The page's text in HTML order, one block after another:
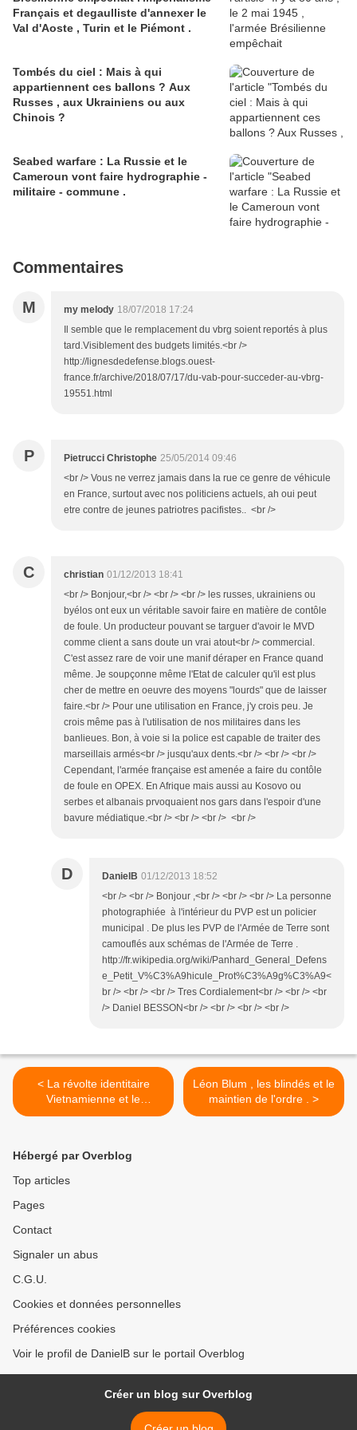
Français et degaulliste d'annexer le
Val d'Aoste , Turin et le Piémont .
Tombés du ciel : Mais à qui
appartiennent ces ballons ? Aux
Russes , aux Ukrainiens ou aux
Chinois ?
Seabed warfare : La Russie et le
Cameroun vont faire hydrographie -
militaire - commune .
Commentaires
M my melody 18/07/2018 17:24
Il semble que le remplacement du vbrg soient reportés à plus
tard.Visiblement des budgets limités.<br />
http://lignesdedefense.blogs.ouest-
france.fr/archive/2018/07/17/du-vab-pour-succeder-au-vbrg-
19551.html
P Pietrucci Christophe 25/05/2014 09:46
<br /> Vous ne verrez jamais dans la rue ce genre de véhicule
en France, surtout avec nos politiciens actuels, ah oui peut
etre contre de jeunes patriotres pacifistes.. <br />
C christian 01/12/2013 18:41
<br /> Bonjour,<br /> <br /> <br /> les russes, ukrainiens ou
byélos ont eux un véritable savoir faire en matière de contôle
de foule. Un producteur pouvant se targuer d'avoir le MVD
comme client a sans doute un vrai atout<br /> commercial.
C'est assez rare de voir une manif déraper en France quand
même. Je soupçonne même l'Etat de calculer qu'il est plus
cher de mettre en oeuvre des moyens "lourds" que de laisser
faire.<br /> Pour une utilisation en France, j'y crois peu. Je
crois même pas à l'utilisation de nos militaires dans les
banlieues. Bon, à voie si la police est capable de traiter des
marseillais armés<br /> jusqu'aux dents.<br /> <br /> <br />
Cependant, l'armée française est amenée a faire du contôle
de foule en OPEX. En Afrique mais aussi au Kosovo ou
serbes et albanais prvoquaient nos gars dans l'espoir d'une
bavure médiatique.<br /> <br /> <br /> <br />
D DanielB 01/12/2013 18:52
<br /> <br /> Bonjour ,<br /> <br /> <br /> La personne
photographiée à l'intérieur du PVP est un policier
municipal . De plus les PVP de l'Armée de Terre sont
camouflés aux schémas de l'Armée de Terre .
http://fr.wikipedia.org/wiki/Panhard_General_Defens
e_Petit_V%C3%A9hicule_Prot%C3%A9g%C3%A9<
br /> <br /> <br /> Tres Cordialement<br /> <br /> <br
/> Daniel BESSON<br /> <br /> <br /> <br />
< La révolte identitaire
Vietnamienne et le
colonialisme Français
Léon Blum , les blindés et le
maintien de l'ordre . >
Hébergé par Overblog
Top articles
Pages
Contact
Signaler un abus
C.G.U.
Cookies et données personnelles
Préférences cookies
Voir le profil de DanielB sur le portail Overblog
Créer un blog sur Overblog